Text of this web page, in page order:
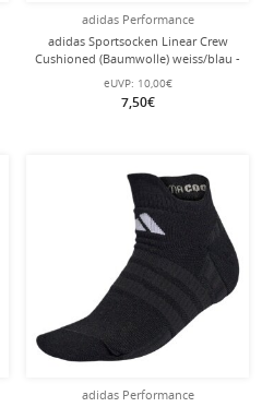
adidas Performance
adidas Sportsocken Linear Crew
Cushioned (Baumwolle) weiss/blau -
3 Paar
eUVP: 10,00€
7,50€
adidas Performance